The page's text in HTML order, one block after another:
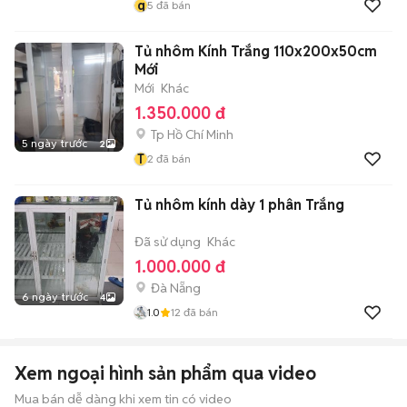
q5 đã bán
5 ngày trước 2
Tủ nhôm Kính Trắng 110x200x50cm
Mới
Mới Khác
1.350.000 đ
Tp Hồ Chí Minh
T 2 đã bán
6 ngày trước 4
Tủ nhôm kính dày 1 phân Trắng
Đã sử dụng Khác
1.000.000 đ
Đà Nẵng
1.0 12 đã bán
Xem ngoại hình sản phẩm qua video
Mua bán dễ dàng khi xem tin có video